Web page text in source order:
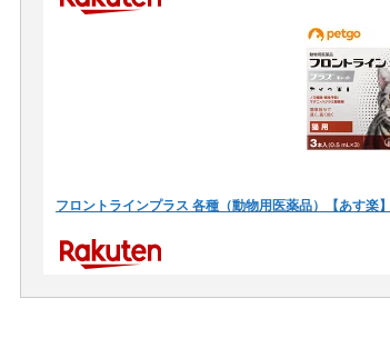
フロントラインプラス 各種（動物用医薬品）【あす楽】